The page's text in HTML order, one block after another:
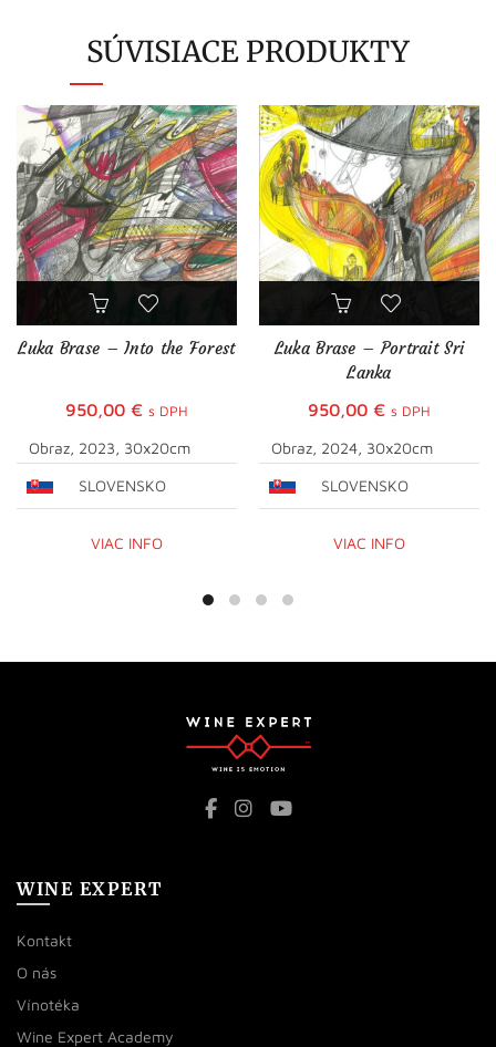
SÚVISIACE PRODUKTY
Luka Brase – Into the Forest
950,00 € s DPH
Obraz, 2023, 30x20cm
SLOVENSKO
VIAC INFO
Luka Brase – Portrait Sri
Lanka
950,00 € s DPH
Obraz, 2024, 30x20cm
SLOVENSKO
VIAC INFO
WINE EXPERT
Kontakt
O nás
Vínotéka
Wine Expert Academy